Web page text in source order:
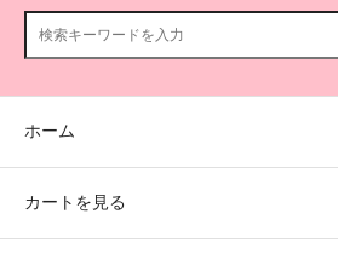
ホーム
カートを見る